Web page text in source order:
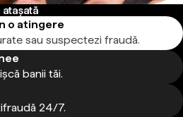
o atingere
sau suspectezi fraudă.
banii tăi.
24/7.